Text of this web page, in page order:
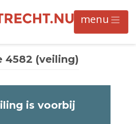
4582 (veiling)
is voorbij